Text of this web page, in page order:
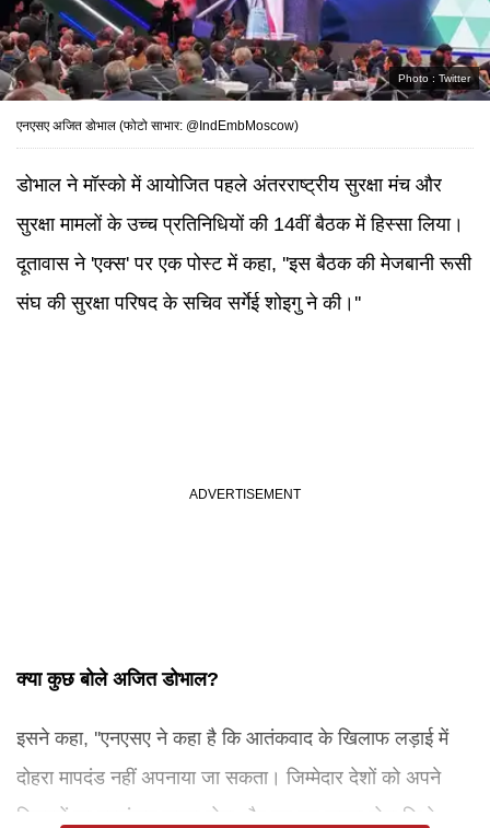
Photo : Twitter
एनएसए अजित डोभाल (फोटो साभार: @IndEmbMoscow)
डोभाल ने मॉस्को में आयोजित पहले अंतरराष्ट्रीय सुरक्षा मंच और
सुरक्षा मामलों के उच्च प्रतिनिधियों की 14वीं बैठक में हिस्सा लिया।
दूतावास ने 'एक्स' पर एक पोस्ट में कहा, ''इस बैठक की मेजबानी रूसी
संघ की सुरक्षा परिषद के सचिव सर्गेई शोइगु ने की।''
क्या कुछ बोले अजित डोभाल?
इसने कहा, ''एनएसए ने कहा है कि आतंकवाद के खिलाफ लड़ाई में
दोहरा मापदंड नहीं अपनाया जा सकता। जिम्मेदार देशों को अपने
विकल्पों का मूल्यांकन करना होगा और यह तय करना होगा कि वे